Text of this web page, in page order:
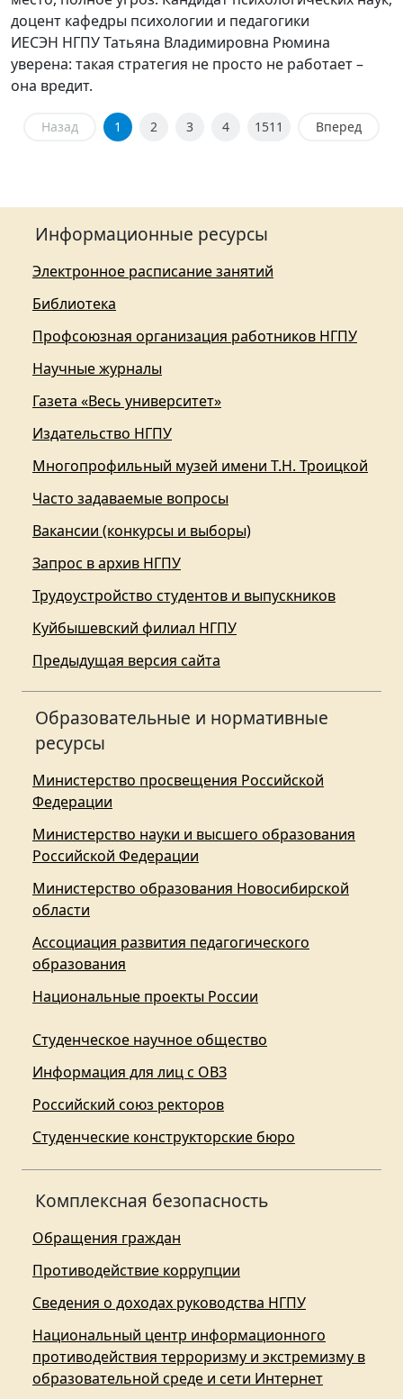
доцент кафедры психологии и педагогики
ИЕСЭН НГПУ Татьяна Владимировна Рюмина
уверена: такая стратегия не просто не работает –
она вредит.
Назад 1 2 3 4 1511 Вперед
Информационные ресурсы
Электронное расписание занятий
Библиотека
Профсоюзная организация работников НГПУ
Научные журналы
Газета «Весь университет»
Издательство НГПУ
Многопрофильный музей имени Т.Н. Троицкой
Часто задаваемые вопросы
Вакансии (конкурсы и выборы)
Запрос в архив НГПУ
Трудоустройство студентов и выпускников
Куйбышевский филиал НГПУ
Предыдущая версия сайта
Образовательные и нормативные
ресурсы
Министерство просвещения Российской
Федерации
Министерство науки и высшего образования
Российской Федерации
Министерство образования Новосибирской
области
Ассоциация развития педагогического
образования
Национальные проекты России
Студенческое научное общество
Информация для лиц с ОВЗ
Российский союз ректоров
Студенческие конструкторские бюро
Комплексная безопасность
Обращения граждан
Противодействие коррупции
Сведения о доходах руководства НГПУ
Национальный центр информационного
противодействия терроризму и экстремизму в
образовательной среде и сети Интернет